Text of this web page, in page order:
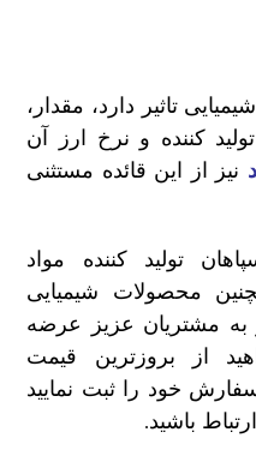
تاثیر دارد، مقدار،
کننده و نرخ ارز آن
نیز از این قائده مستثنی
تولید کننده مواد
محصولات شیمیایی
به مشتریان عزیز عرضه
از بروزترین قیمت
خود را ثبت نمایید
باشید.